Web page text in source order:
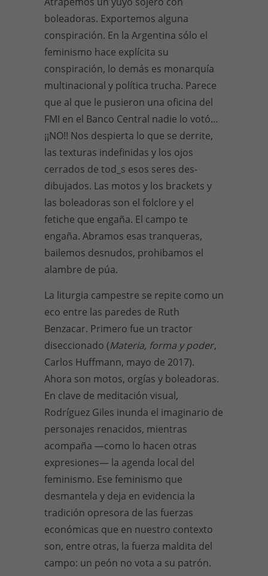
boleadoras. Exportemos alguna
conspiración. En la Argentina sólo el
feminismo hace explícita su
conspiración, lo demás es monarquía
multinacional y política trucha. Parece
que al que le pusieron una oficina del
FMI en el Banco Central nadie lo votó…
¡¡NO!! Nos despierta lo que se derrite,
las texturas indefinidas y los ojos
cerrados de tod_s esos seres des-
dibujados. Las motos y los brackets y
las boleadoras son el folclore y el
fetiche que engaña. El campo te
engaña. Abramos esas tranqueras,
bailemos desnudos, prohibamos el
alambre de púa.
La liturgia campestre se repite como un
eco entre las paredes de Ruth
Benzacar. Primero fue un tractor
diseccionado (Materia, forma y poder,
Carlos Huffmann, mayo de 2017).
Ahora son motos, orgías y boleadoras.
En clave de meditación visual,
Rodríguez Giles inunda el imaginario de
personajes renacidos, mientras
acompaña —como lo hacen otras
expresiones— la agenda local del
feminismo. Ese feminismo que
desmantela y deja en evidencia la
tradición opresora de las fuerzas
económicas que en nuestro contexto
son, entre otras, la fuerza maldita del
campo: un peón no vota a su patrón.